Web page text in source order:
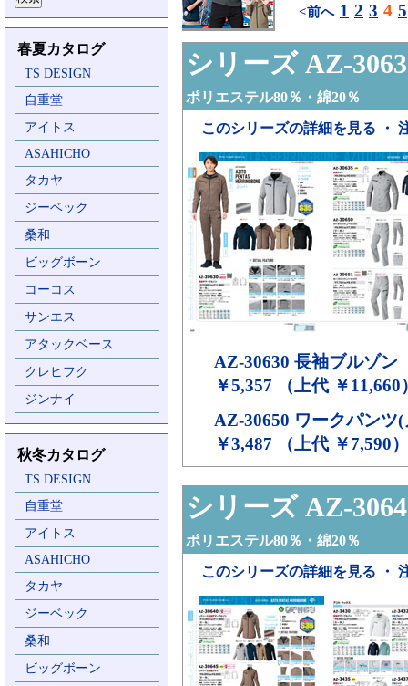
春夏カタログ
TS DESIGN
自重堂
アイトス
ASAHICHO
タカヤ
ジーベック
桑和
ビッグボーン
コーコス
サンエス
アタックベース
クレヒフク
ジンナイ
秋冬カタログ
TS DESIGN
自重堂
アイトス
ASAHICHO
タカヤ
ジーベック
桑和
ビッグボーン
<前へ 1 2 3 4 5
シリーズ AZ-
ポリエステル80％・綿20％
このシリーズの詳細を見る ・
AZ-30630 長袖ブルゾン
￥5,357 （上代 ￥11,660
AZ-30650 ワークパンツ
￥3,487 （上代 ￥7,590）
シリーズ AZ-
ポリエステル80％・綿20％
このシリーズの詳細を見る ・